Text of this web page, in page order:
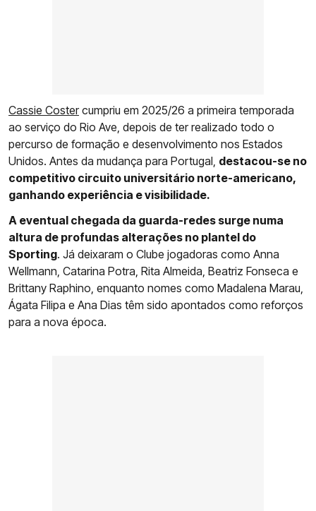
Cassie Costercumpriu em 2025/26 a primeira temporada
ao serviço do Rio Ave, depois de ter realizado todo o
percurso de formação e desenvolvimento nos Estados
Unidos. Antes da mudança para Portugal, destacou-se no
competitivo circuito universitário norte-americano,
ganhando experiência e visibilidade.
A eventual chegada da guarda-redes surge numa
altura de profundas alterações no plantel do
Sporting. Já deixaram o Clube jogadoras como Anna
Wellmann, Catarina Potra, Rita Almeida, Beatriz Fonseca e
Brittany Raphino, enquanto nomes como Madalena Marau,
Ágata Filipa e Ana Dias têm sido apontados como reforços
para a nova época.